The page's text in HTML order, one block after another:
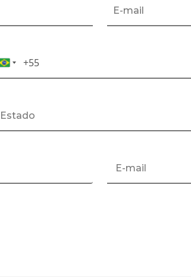
Celular*
Brazil
+55